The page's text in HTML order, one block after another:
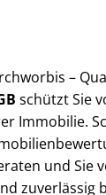
–
schützt Sie
Immobilie.
und Sie
zuverlässig